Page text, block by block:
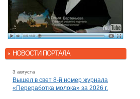
НОВОСТИ ПОРТАЛА
3 августа
Вышел в свет 8-й номер журнала
«Переработка молока» за 2026 г.